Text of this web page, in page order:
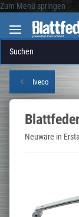
Zum Menü springen
Iveco
Neuware in